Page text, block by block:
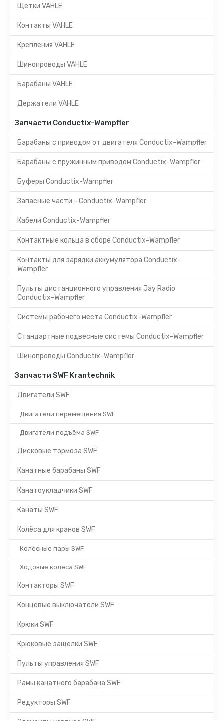
Щетки VAHLE
Контакты VAHLE
Крепления VAHLE
Шинопроводы VAHLE
Барабаны VAHLE
Держатели VAHLE
Запчасти Conductix-Wampfler
Барабаны с приводом от двигателя Conductix-Wampfler
Барабаны с пружинным приводом Conductix-Wampfler
Буферы Conductix-Wampfler
Запасные части - Conductix-Wampfler
Кабели Conductix-Wampfler
Контактные кольца в сборе Conductix-Wampfler
Контакты для зарядки аккумулятора Conductix-
Wampfler
Пульты дистанционного управления Jay Radio
Conductix-Wampfler
Системы рабочего места Conductix-Wampfler
Стандартные подвесные системы Conductix-Wampfler
Шинопроводы Conductix-Wampfler
Запчасти SWF Krantechnik
Двигатели SWF
Двигатели перемещения SWF
Двигатели подъёма SWF
Дисковые тормоза SWF
Канатные барабаны SWF
Канатоукладчики SWF
Канаты SWF
Колёса для кранов SWF
Колёсные пары SWF
Ходовые колеса SWF
Контакторы SWF
Концевые выключатели SWF
Крюки SWF
Крюковые защелки SWF
Пульты управления SWF
Рамы канатного барабана SWF
Редукторы SWF